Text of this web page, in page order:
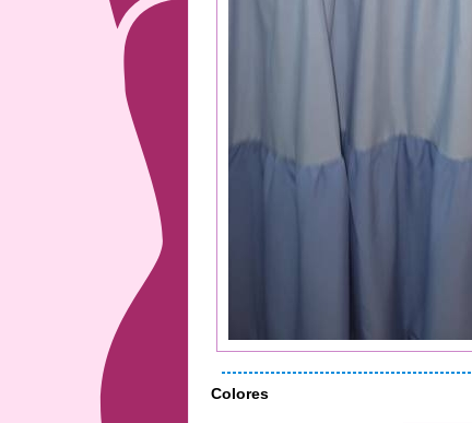
Colores